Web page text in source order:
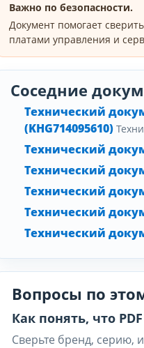
Важно по безопасности.
Документ помогает
платами управления и
Соседние
Технический
(KHG714095610)
Технический
Технический
Технический
Технический
Технический
Вопросы по
Как понять, что
Сверьте бренд, серию,